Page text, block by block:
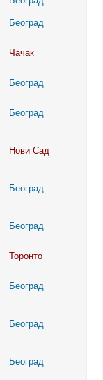
Београд
Чачак
Београд
Београд
Нови Сад
Београд
Београд
Торонто
Београд
Београд
Београд